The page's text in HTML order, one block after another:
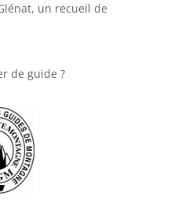
un recueil de
de guide ?